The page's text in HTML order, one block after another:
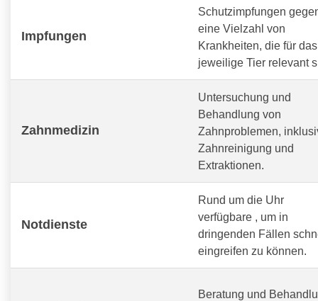
Impfungen
Schutzimpfungen
eine Vielzahl von
Krankheiten, die für das
jeweilige Tier relevant
Zahnmedizin
Untersuchung und
Behandlung von
Zahnproblemen,
Zahnreinigung und
Extraktionen.
Notdienste
Rund um die Uhr
verfügbare , um in
dringenden Fällen
eingreifen zu können.
Beratung und